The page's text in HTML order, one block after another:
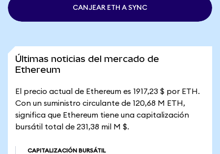
CANJEAR ETH A SYNC
Últimas noticias del mercado de
Ethereum
El precio actual de Ethereum es 1917,23 $ por ETH.
Con un suministro circulante de 120,68 M ETH,
significa que Ethereum tiene una capitalización
bursátil total de 231,38 mil M $.
CAPITALIZACIÓN BURSÁTIL